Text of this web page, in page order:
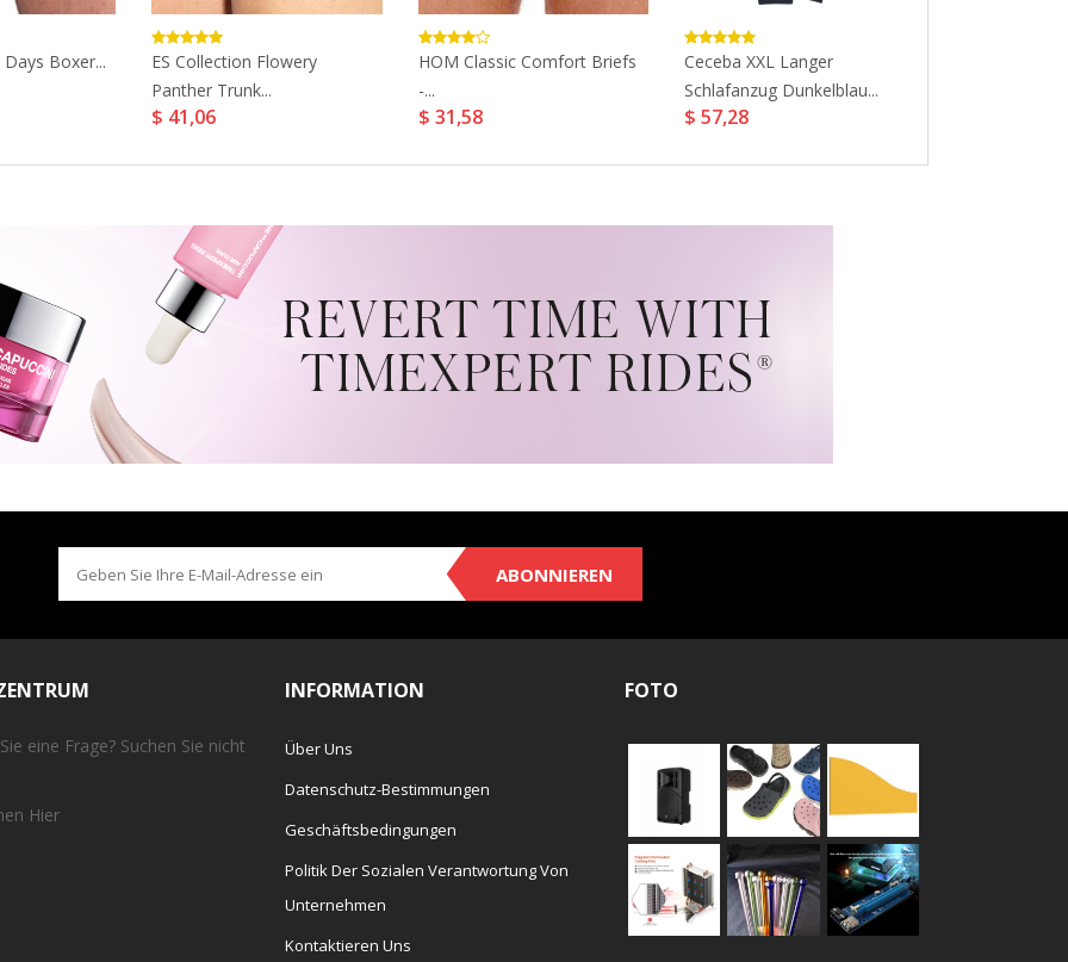
Boxer...
ES Collection Flowery
Panther Trunk...
$ 41,06
HOM Classic Comfort Briefs
-...
$ 31,58
Ceceba XXL Langer
Schlafanzug Dunkelblau...
$ 57,28
ABONNIEREN
eine Frage? Suchen Sie nicht
Hier
INFORMATION
Über Uns
Datenschutz-Bestimmungen
Geschäftsbedingungen
Politik Der Sozialen Verantwortung Von
Unternehmen
Kontaktieren Uns
FOTO